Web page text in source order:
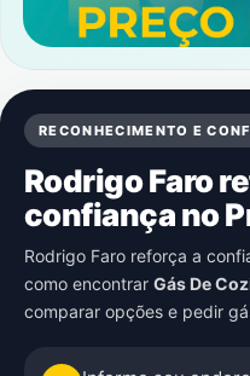
RECONHECIMENTO E
Rodrigo Faro
confiança no
Rodrigo Faro reforça a
como encontrar Gás De
comparar opções e pedir